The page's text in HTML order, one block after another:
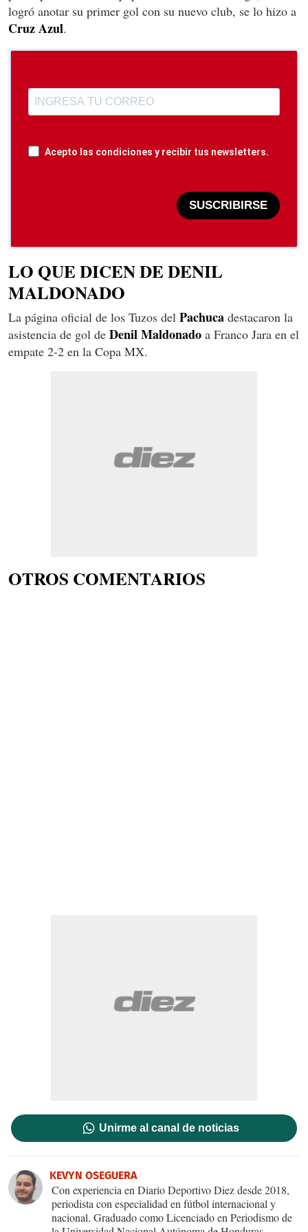
logró anotar su primer gol con su nuevo club, se lo hizo a
Cruz Azul.
Acepto las condiciones y recibir tus newsletters.
SUSCRIBIRSE
LO QUE DICEN DE DENIL
MALDONADO
La página oficial de los Tuzos del Pachuca destacaron la
asistencia de gol de Denil Maldonado a Franco Jara en el
empate 2-2 en la Copa MX.
OTROS COMENTARIOS
Unirme al canal de noticias
KEVYN OSEGUERA
Con experiencia en Diario Deportivo Diez desde 2018,
periodista con especialidad en fútbol internacional y
nacional. Graduado como Licenciado en Periodismo de